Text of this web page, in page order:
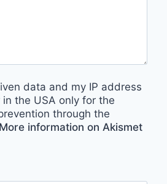
data and my IP address
the USA only for the
through the
More information on Akismet